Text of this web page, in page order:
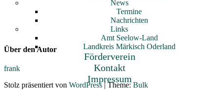
News
Termine
Nachrichten
Links
Amt Seelow-Land
Landkreis Märkisch Oderland
Förderverein
Kontakt
Impressum
Über den Autor
frank
Stolz präsentiert von WordPress |Theme:Bulk